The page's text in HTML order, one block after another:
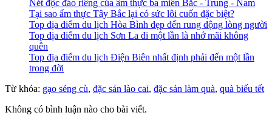
Nét độc đáo riêng của ẩm thực ba miền Bắc - Trung - Nam
Tại sao ẩm thực Tây Bắc lại có sức lôi cuốn đặc biệt?
Top địa điểm du lịch Hòa Bình đẹp đến rung động lòng người
Top địa điểm du lịch Sơn La đi một lần là nhớ mãi không
quên
Top địa điểm du lịch Điện Biên nhất định phải đến một lần
trong đời
Từ khóa: gạo séng cù, đặc sản lào cai, đặc sản làm quà, quà biếu tết
Không có bình luận nào cho bài viết.